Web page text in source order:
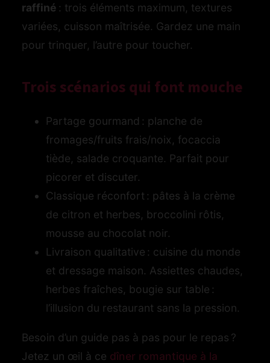
raffiné : trois éléments maximum, textures
variées, cuisson maîtrisée. Gardez une main
pour trinquer, l’autre pour toucher.
Trois scénarios qui font mouche
Partage gourmand : planche de
fromages/fruits frais/noix, focaccia
tiède, salade croquante. Parfait pour
picorer et discuter.
Classique réconfort : pâtes à la crème
de citron et herbes, broccolini rôtis,
mousse au chocolat noir.
Livraison qualitative : cuisine du monde
et dressage maison. Assiettes chaudes,
herbes fraîches, bougie sur table :
l’illusion du restaurant sans la pression.
Besoin d’un guide pas à pas pour le repas ?
Jetez un œil à ce dîner romantique à la